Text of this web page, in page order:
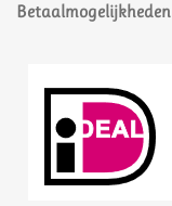
Betaalmogelijkheden